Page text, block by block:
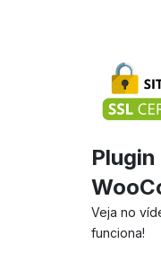
Veja no
funciona!